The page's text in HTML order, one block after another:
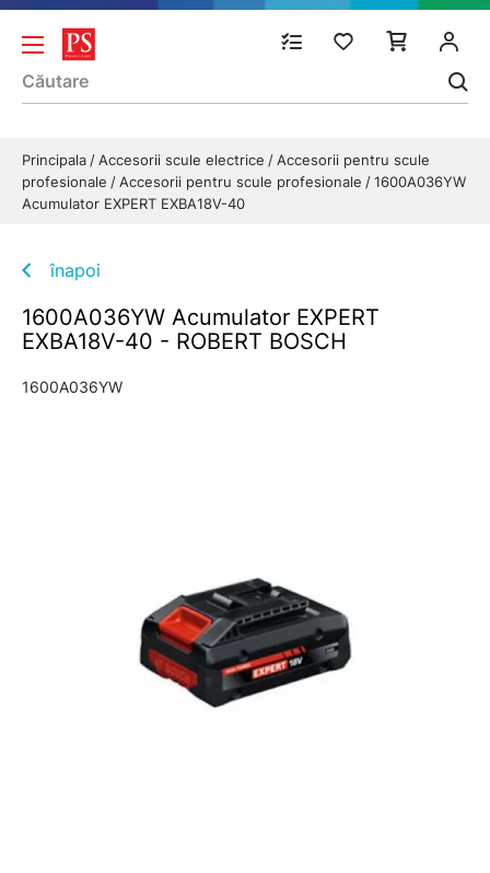
Principala Accesorii scule electrice
Accesorii pentru scule
profesionale
Accesorii pentru scule profesionale
1600A036YW
Acumulator EXPERT EXBA18V-40
înapoi
1600A036YW Acumulator EXPERT
EXBA18V-40 - ROBERT BOSCH
1600A036YW